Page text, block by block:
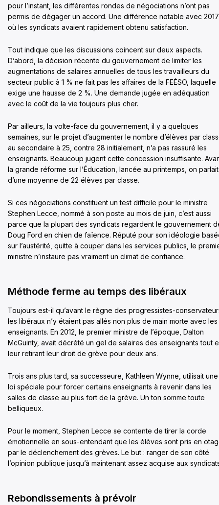
pour l’instant, les différentes rondes de négociations n’ont pas
permis de dégager un accord. Une différence notable avec 2017
où les syndicats avaient rapidement obtenu satisfaction.
Tout indique que les discussions coincent sur deux aspects.
D’abord, la décision récente du gouvernement de limiter les
augmentations de salaires annuelles de tous les travailleurs du
secteur public à 1 % ne fait pas les affaires de la FEÉSO, laquelle
exige une hausse de 2 %. Une demande jugée en adéquation
avec le coût de la vie toujours plus cher.
Par ailleurs, la volte-face du gouvernement, il y a quelques
semaines, sur le projet d’augmenter le nombre d’élèves par
au secondaire à 25, contre 28 initialement, n’a pas rassuré les
enseignants. Beaucoup jugent cette concession insuffisante.
la grande réforme sur l’Éducation, lancée au printemps, on parlait
d’une moyenne de 22 élèves par classe.
Si ces négociations constituent un test difficile pour le ministre
Stephen Lecce, nommé à son poste au mois de juin, c’est aussi
parce que la plupart des syndicats regardent le gouvernement
Doug Ford en chien de faïence. Réputé pour son idéologie
sur l’austérité, quitte à couper dans les services publics, le
ministre n’instaure pas vraiment un climat de confiance.
Méthode ferme au temps des libéraux
Toujours est-il qu’avant le règne des progressistes-
les libéraux n’y étaient pas allés non plus de main morte avec les
enseignants. En 2012, le premier ministre de l’époque, Dalton
McGuinty, avait décrété un gel de salaires des enseignants tout
leur retirant leur droit de grève pour deux ans.
Trois ans plus tard, sa successeure, Kathleen Wynne, utilisait une
loi spéciale pour forcer certains enseignants à revenir dans les
salles de classe au plus fort de la grève. Un ton somme toute
belliqueux.
Pour le moment, Stephen Lecce se contente de tirer la corde
émotionnelle en sous-entendant que les élèves sont pris en
par le déclenchement des grèves. Le but : ranger de son côté
l’opinion publique jusqu’à maintenant assez acquise aux
Rebondissements à prévoir